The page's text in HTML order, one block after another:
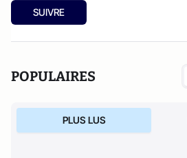
et éditeur.
SUIVRE
POPULAIRES
PLUS LUS